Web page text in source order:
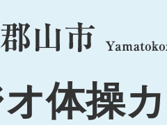
menu
体操